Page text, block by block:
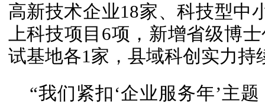
高新技术企业18家、科技型中
上科技项目6项，新增省级博
试基地各1家，县域科创实力持
“我们紧扣‘企业服务年’主